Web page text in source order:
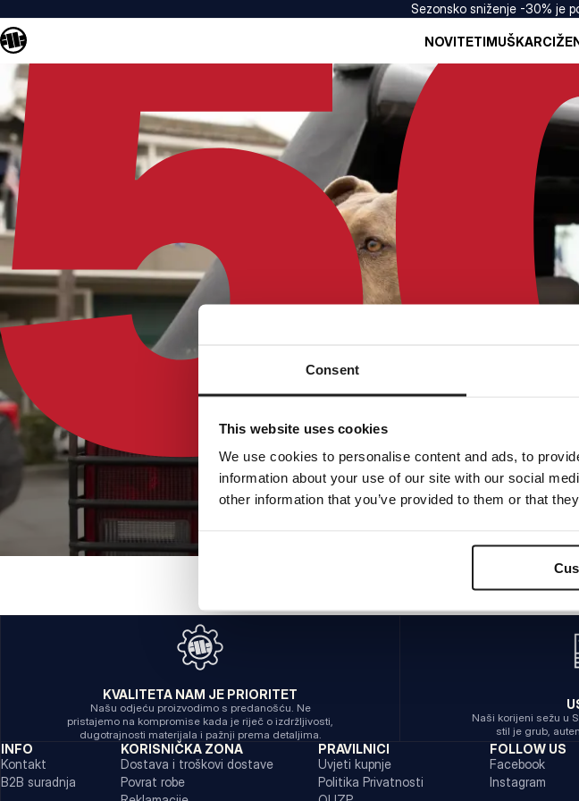
Consent
This website uses cookies
We use cookies to personalise content and ads, to
information about your use of our site with our social
other information that you’ve provided to them or that
Sezonsko sniženje -30% je
NOVITETIMUŠKARCI
INTERNA
POVRATAK
KVALITETA NAM JE PRIORITET
Našu odjeću proizvodimo s predanošću. Ne
pristajemo na kompromise kada je riječ o izdržljivosti,
dugotrajnosti materijala i pažnji prema detaljima.
Naši korijeni sežu u
stil je grub,
INFO
Kontakt
B2B suradnja
KORISNIČKA ZONA
Dostava i troškovi dostave
Povrat robe
PRAVILNICI
Uvjeti kupnje
Politika Privatnosti
FOLLOW US
Facebook
Instagram